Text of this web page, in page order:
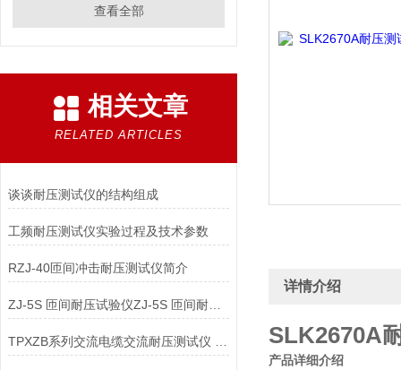
查看全部
相关文章
RELATED ARTICLES
谈谈耐压测试仪的结构组成
工频耐压测试仪实验过程及技术参数
RZJ-40匝间冲击耐压测试仪简介
ZJ-5S 匝间耐压试验仪ZJ-5S 匝间耐压测试仪
详情介绍
SLK2670A
产品详细介绍